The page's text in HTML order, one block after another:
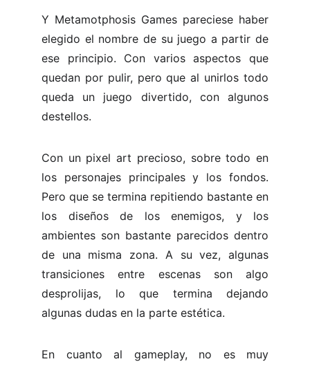
Y Metamotphosis Games pareciese haber
elegido el nombre de su juego a partir de
ese principio. Con varios aspectos que
quedan por pulir, pero que al unirlos todo
queda un juego divertido, con algunos
destellos.
Con un pixel art precioso, sobre todo en
los personajes principales y los fondos.
Pero que se termina repitiendo bastante en
los diseños de los enemigos, y los
ambientes son bastante parecidos dentro
de una misma zona. A su vez, algunas
transiciones entre escenas son algo
desprolijas, lo que termina dejando
algunas dudas en la parte estética.
En cuanto al gameplay, no es muy